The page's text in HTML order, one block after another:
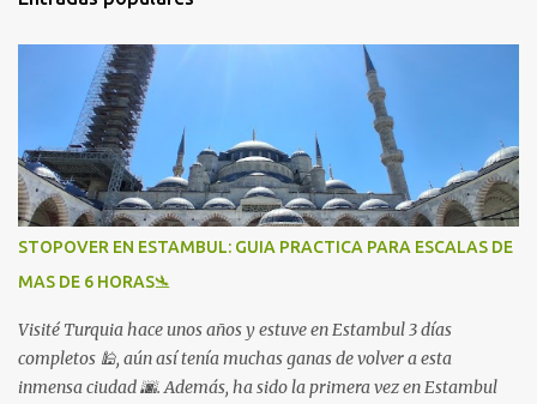
STOPOVER EN ESTAMBUL: GUIA PRACTICA PARA ESCALAS DE
MAS DE 6 HORAS🛬
Visité Turquia hace unos años y estuve en Estambul 3 días
completos 🕌, aún así tenía muchas ganas de volver a esta
inmensa ciudad 🌆. Además, ha sido la primera vez en Estambul